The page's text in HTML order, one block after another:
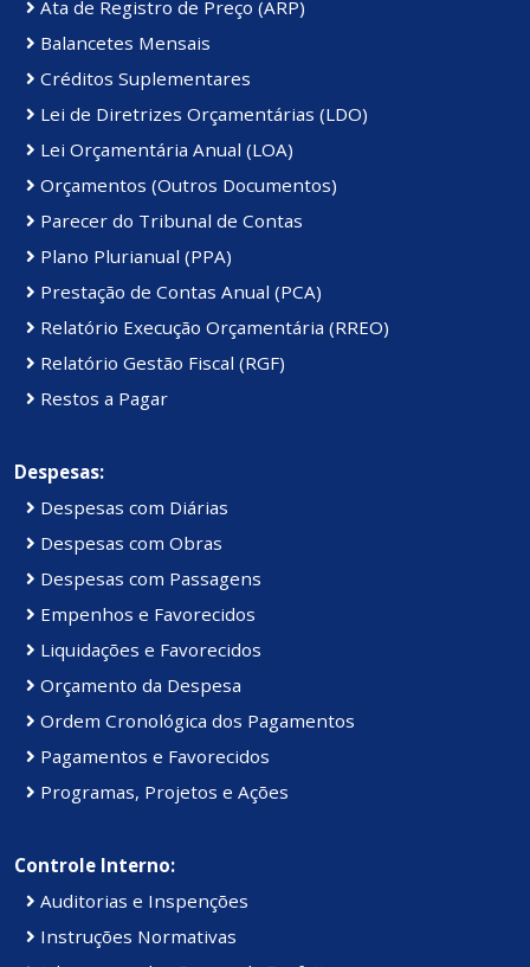
Ata de Registro de Preço (ARP)
Balancetes Mensais
Créditos Suplementares
Lei de Diretrizes Orçamentárias (LDO)
Lei Orçamentária Anual (LOA)
Orçamentos (Outros Documentos)
Parecer do Tribunal de Contas
Plano Plurianual (PPA)
Prestação de Contas Anual (PCA)
Relatório Execução Orçamentária (RREO)
Relatório Gestão Fiscal (RGF)
Restos a Pagar
Despesas:
Despesas com Diárias
Despesas com Obras
Despesas com Passagens
Empenhos e Favorecidos
Liquidações e Favorecidos
Orçamento da Despesa
Ordem Cronológica dos Pagamentos
Pagamentos e Favorecidos
Programas, Projetos e Ações
Controle Interno:
Auditorias e Inspenções
Instruções Normativas